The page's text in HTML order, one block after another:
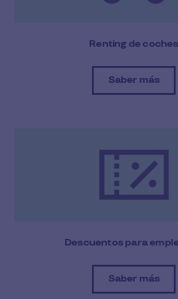
Renting de coches
Saber más
Descuentos para
Saber más